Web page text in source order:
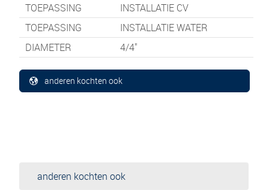
TOEPASSING
INSTALLATIE CV
TOEPASSING
INSTALLATIE WATER
DIAMETER
4/4"
anderen kochten ook
anderen kochten ook